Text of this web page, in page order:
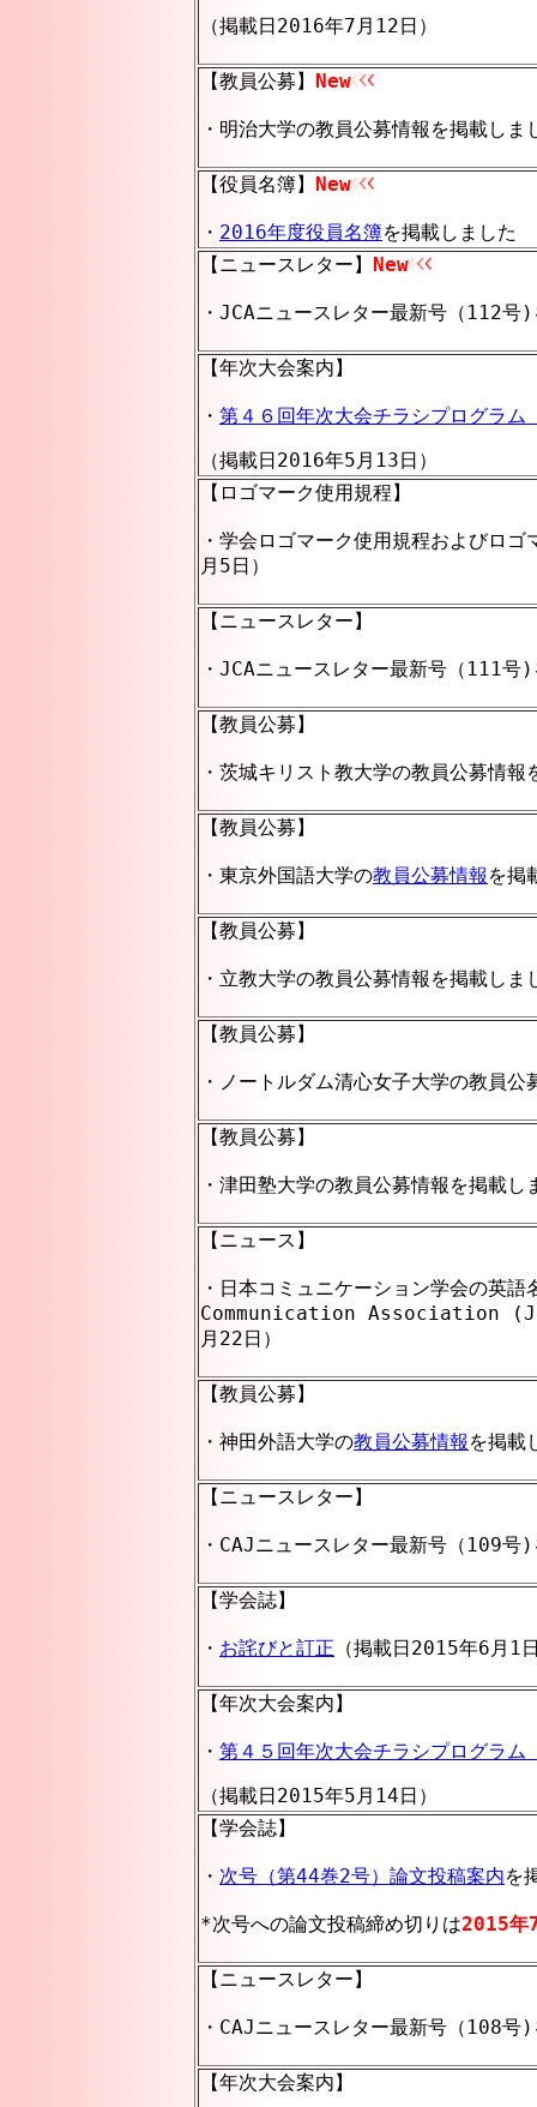
（掲載日2016年7月12日）
【教員公募】 New
・明治大学の教員公募情報を掲載し
【役員名簿】 New
・ 2016年度役員名簿を掲載しました
【ニュースレター】 New
・JCAニュースレター最新号（112
【年次大会案内】
・ 第４６回年次大会チラシプログラム
（掲載日2016年5月13日）
【ロゴマーク使用規程】
・学会ロゴマーク使用規程およびロ
月5日）
【ニュースレター】
・JCAニュースレター最新号（111
【教員公募】
・茨城キリスト教大学の教員公募情
【教員公募】
・東京外国語大学の教員公募情報 を掲
【教員公募】
・立教大学の教員公募情報 を掲載し
【教員公募】
・ノートルダム清心女子大学の教員公
【教員公募】
・津田塾大学の教員公募情報を掲載
【ニュース】
・日本コミュニケーション学会の英
Communication Association
月22日）
【教員公募】
・神田外語大学の教員公募情報 を掲載
【ニュースレター】
・CAJニュースレター最新号（109
【学会誌】
・ お詫びと訂正 （掲載日2015年6月1
【年次大会案内】
・ 第４５回年次大会チラシプログラム
（掲載日2015年5月14日）
【学会誌】
・ 次号（第44巻2号）論文投稿案内を
*次号への論文投稿締め切りは2015年
【ニュースレター】
・CAJニュースレター最新号（108
【年次大会案内】